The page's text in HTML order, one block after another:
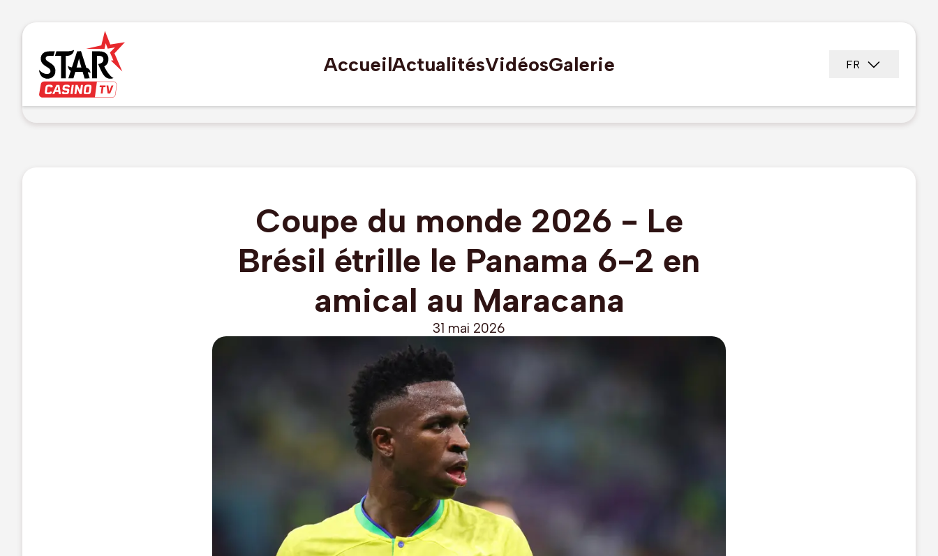
AccueilActualitésVidéosGalerie FR
Coupe du monde 2026 - Le
Brésil étrille le Panama 6-2 en
amical au Maracana
31 mai 2026